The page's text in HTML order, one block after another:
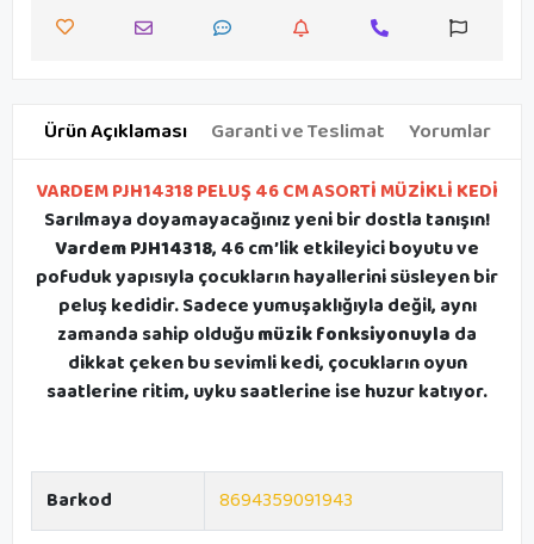
Ürün Açıklaması Garanti ve Teslimat Yorumlar
VARDEM PJH14318 PELUŞ 46 CM ASORTİ MÜZİKLİ KEDİ
Sarılmaya doyamayacağınız yeni bir dostla tanışın!
Vardem PJH14318, 46 cm’lik etkileyici boyutu ve
pofuduk yapısıyla çocukların hayallerini süsleyen bir
peluş kedidir. Sadece yumuşaklığıyla değil, aynı
zamanda sahip olduğumüzik fonksiyonuyla da
dikkat çeken bu sevimli kedi, çocukların oyun
saatlerine ritim, uyku saatlerine ise huzur katıyor.
Barkod 8694359091943